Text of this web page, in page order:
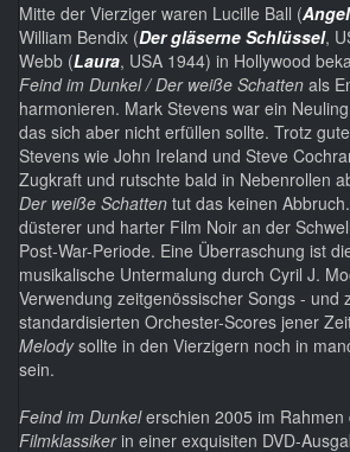
Mitte der Vierziger waren Lucille Ball (
William Bendix (Der gläserne Schlüssel,
Webb (Laura, USA 1944) in Hollywood
Feind im Dunkel / Der weiße Schatten als
harmonieren. Mark Stevens war ein
das sich aber nicht erfüllen sollte. Trotz
Stevens wie John Ireland und Steve
Zugkraft und rutschte bald in Nebenrollen
Der weiße Schatten tut das keinen
düsterer und harter Film Noir an der
Post-War-Periode. Eine Überraschung ist
musikalische Untermalung durch Cyril J.
Verwendung zeitgenössischer Songs - und
standardisierten Orchester-Scores jener
Melodysollte in den Vierzigern noch in
sein.
Feind im Dunkelerschien 2005 im Rahmen
Filmklassikerin einer exquisiten DVD-